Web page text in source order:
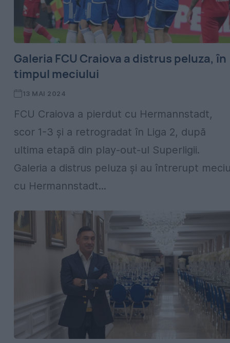
Galeria FCU Craiova a distrus peluza, în
timpul meciului
13 MAI 2024
FCU Craiova a pierdut cu Hermannstadt,
scor 1-3 și a retrogradat în Liga 2, după
ultima etapă din play-out-ul Superligii.
Galeria a distrus peluza și au întrerupt
cu Hermannstadt...